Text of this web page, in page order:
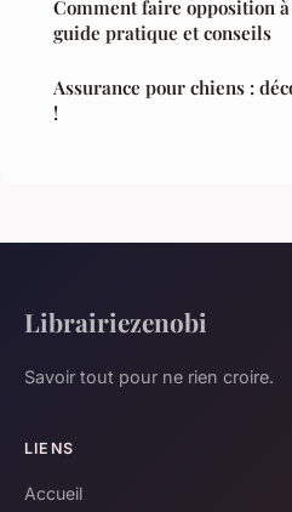
Comment faire opposition
guide pratique et conseils
Assurance pour chiens :
!
Librairiezenobi
Savoir tout pour ne rien croire.
LIENS
Accueil